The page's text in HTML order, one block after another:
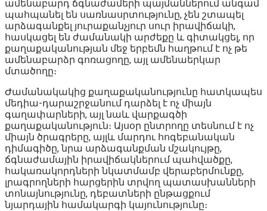
ամենաբարդ ճգնաժամերի պայմաններում անգամ
պահպանել են սառնասրտությունը, չեն շտապել
արձագանքել յուրաքանչյուր սուր իրավիճակի,
հասկացել են ժամանակի արժեքը և գիտակցել, որ
քաղաքականության մեջ երբեմն հաղթում է ոչ թե
ամենաբարձր գոռացողը, այլ ամենաերկար
մտածողը։
Ժամանակակից քաղաքականությունը հատկապես
մեդիա-դարաշրջանում դարձել է ոչ միայն
գաղափարների, այլ նաև վարքագծի
քաղաքականություն։ Այսօր ընտրողը տեսնում է ոչ
միայն ծրագրերը, այլև մարդու հոգեբանական
դիմագիծը, նրա արձագանքման մշակույթը,
ճգնաժամային իրավիճակներում պահվածքը,
հակառակորդների նկատմամբ վերաբերմունքը,
լրագրողների հարցերին տրվող պատասխանների
տոնայնությունը, դեբատների ընթացքում
նյարդային համակարգի կայունությունը։